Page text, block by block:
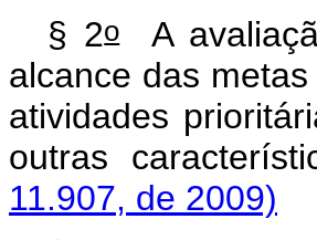
§ 2oA
alcance das
atividades
outras
11.907, de 2009)